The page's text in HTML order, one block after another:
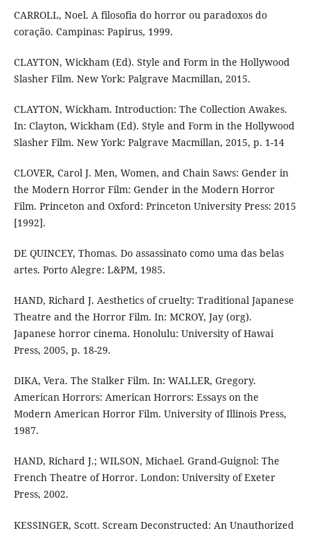
CARROLL, Noel. A filosofia do horror ou paradoxos do
coração. Campinas: Papirus, 1999.
CLAYTON, Wickham (Ed). Style and Form in the Hollywood
Slasher Film. New York: Palgrave Macmillan, 2015.
CLAYTON, Wickham. Introduction: The Collection Awakes.
In: Clayton, Wickham (Ed). Style and Form in the Hollywood
Slasher Film. New York: Palgrave Macmillan, 2015, p. 1-14
CLOVER, Carol J. Men, Women, and Chain Saws: Gender in
the Modern Horror Film: Gender in the Modern Horror
Film. Princeton and Oxford: Princeton University Press: 2015
[1992].
DE QUINCEY, Thomas. Do assassinato como uma das belas
artes. Porto Alegre: L&PM, 1985.
HAND, Richard J. Aesthetics of cruelty: Traditional Japanese
Theatre and the Horror Film. In: MCROY, Jay (org).
Japanese horror cinema. Honolulu: University of Hawai
Press, 2005, p. 18-29.
DIKA, Vera. The Stalker Film. In: WALLER, Gregory.
American Horrors: American Horrors: Essays on the
Modern American Horror Film. University of Illinois Press,
1987.
HAND, Richard J.; WILSON, Michael. Grand-Guignol: The
French Theatre of Horror. London: University of Exeter
Press, 2002.
KESSINGER, Scott. Scream Deconstructed: An Unauthorized